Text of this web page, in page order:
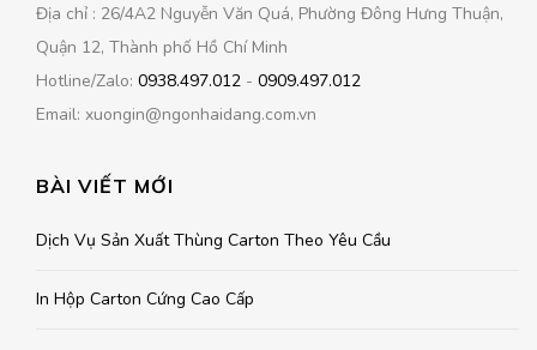
Địa chỉ : 26/4A2 Nguyễn Văn Quá, Phường Đông Hưng Thuận,
Quận 12, Thành phố Hồ Chí Minh
Hotline/Zalo: 0938.497.012 - 0909.497.012
Email: xuongin@ngonhaidang.com.vn
BÀI VIẾT MỚI
Dịch Vụ Sản Xuất Thùng Carton Theo Yêu Cầu
In Hộp Carton Cứng Cao Cấp